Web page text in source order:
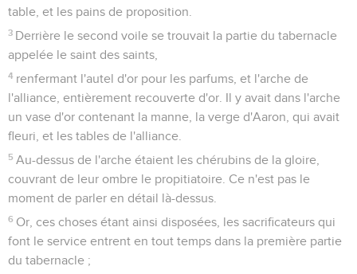
table, et les pains de proposition.
3 Derrière le second voile se trouvait la partie du tabernacle
appelée le saint des saints,
4 renfermant l'autel d'or pour les parfums, et l'arche de
l'alliance, entièrement recouverte d'or. Il y avait dans l'arche
un vase d'or contenant la manne, la verge d'Aaron, qui avait
fleuri, et les tables de l'alliance.
5 Au-dessus de l'arche étaient les chérubins de la gloire,
couvrant de leur ombre le propitiatoire. Ce n'est pas le
moment de parler en détail là-dessus.
6 Or, ces choses étant ainsi disposées, les sacrificateurs qui
font le service entrent en tout temps dans la première partie
du tabernacle ;